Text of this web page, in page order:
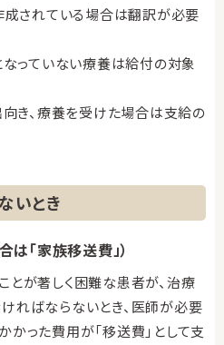
されている場合は翻訳が必要
っていない療養は給付の対象
き、療養を受けた場合は支給の
いとき
「家族移送費」）
とが著しく困難な患者が、治療
ればならないとき、医師が必要
った費用が「移送費」として支